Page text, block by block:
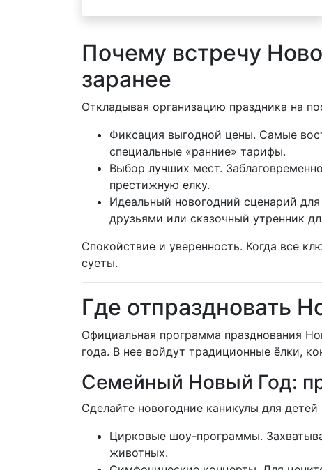
Почему встречу
заранее
Откладывая организацию праздника на
Фиксация выгодной цены. Самые
специальные «ранние» тарифы.
Выбор лучших мест.
престижную елку.
Идеальный новогодний сценарий
друзьями или сказочный утренник
Спокойствие и уверенность. Когда все
суеты.
Где отпраздновать
Официальная программа празднования
года. В нее войдут традиционные ёлки,
Семейный Новый Год:
Сделайте новогодние каникулы для
Цирковые шоу-программы.
животных.